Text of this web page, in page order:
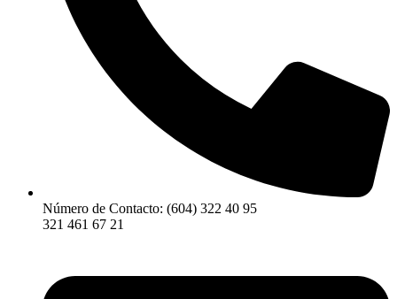
Número de Contacto: (604) 322 40 95
321 461 67 21